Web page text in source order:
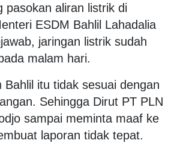
pasokan aliran listrik di
ESDM Bahlil Lahadalia
jaringan listrik sudah
malam hari.
Bahlil itu tidak sesuai dengan
Sehingga Dirut PT PLN
sampai meminta maaf ke
laporan tidak tepat.